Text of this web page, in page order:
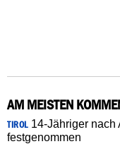
AM MEISTEN
TIROL14-Jähriger nach
festgenommen